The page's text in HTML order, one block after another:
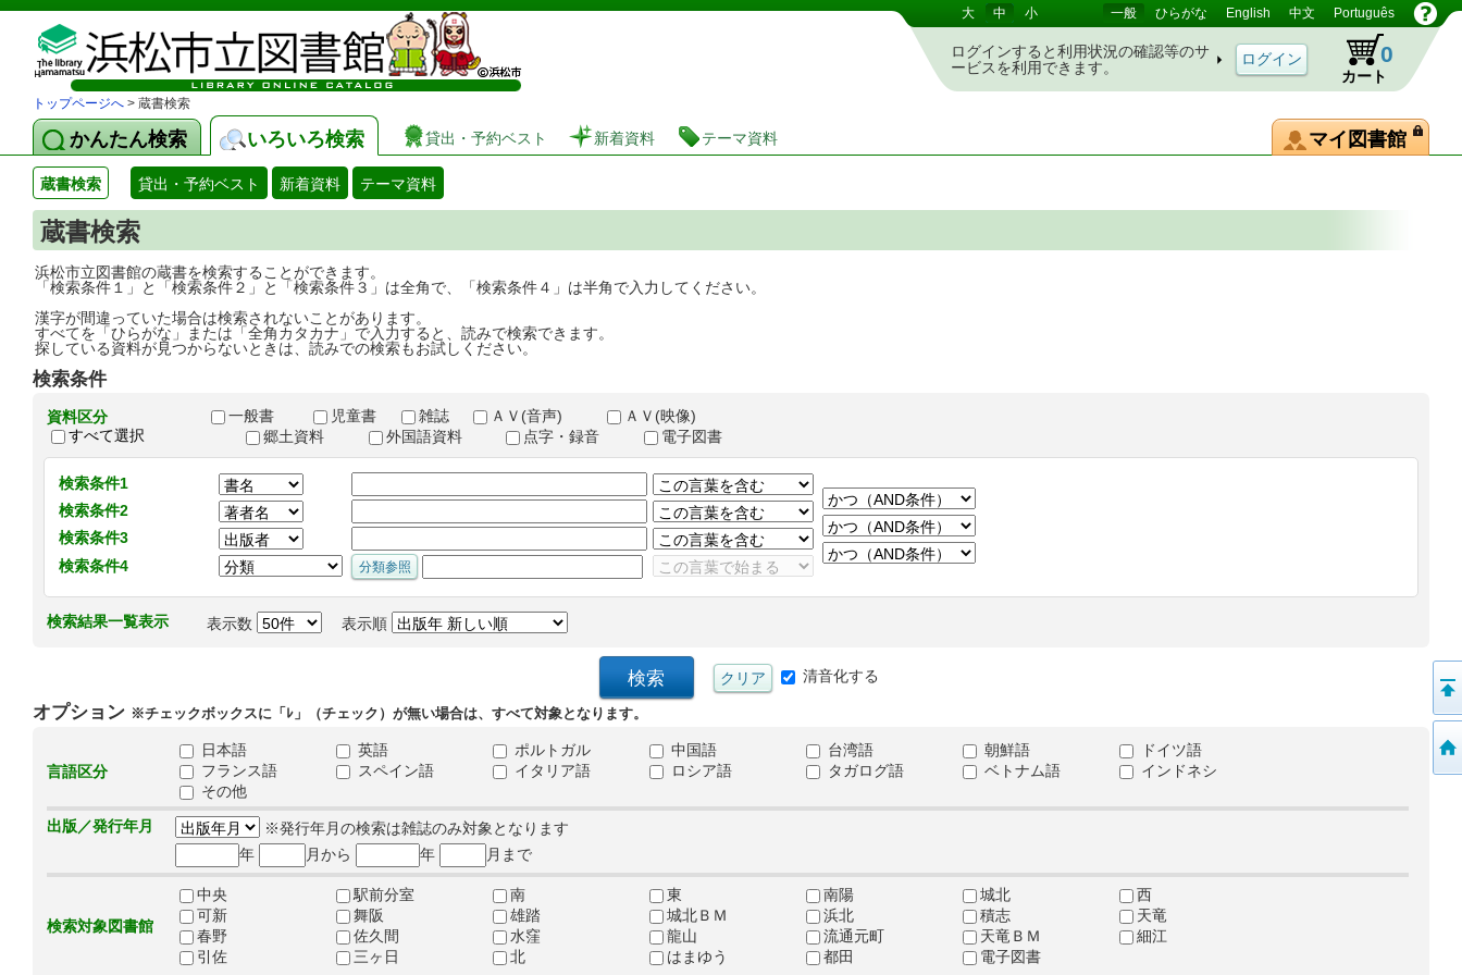
図書館 蔵書検索・予約システム 大 中 小 一般 ひらがな English 中文 Português
ログインすると利用状況の確認等のサ
ービスを利用できます。
カート
0
トップページへ > 蔵書検索
かんたん検索 いろいろ検索 貸出・予約ベスト 新着資料 テーマ資料 マイ図書館
蔵書検索 貸出・予約ベスト 新着資料 テーマ資料
蔵書検索
浜松市立図書館の蔵書を検索することができます。
「検索条件１」と「検索条件２」と「検索条件３」は全角で、「検索条件４」は半角で入力してください。
漢字が間違っていた場合は検索されないことがあります。
すべてを「ひらがな」または「全角カタカナ」で入力すると、読みで検索できます。
探している資料が見つからないときは、読みでの検索もお試しください。
検索条件
資料区分
すべて選択
一般書 児童書 雑誌 ＡＶ(音声)
ＡＶ(映像)
郷土資料
外国語資料 点字・録音 電子図書
検索条件1
検索条件2
検索条件3
検索条件4
検索結果一覧表示 表示数 表示順
清音化する
オプション ※チェックボックスに「ﾚ」（チェック）が無い場合は、すべて対象となります。
言語区分
日本語 英語 ポルトガル 中国語 台湾語 朝鮮語
ドイツ語
フランス語
スペイン語 イタリア語 ロシア語 タガログ語 ベトナム語
インドネシ
その他
出版／発行年月
※発行年月の検索は雑誌のみ対象となります
年
月から 年 月まで
検索対象図書館
中央 駅前分室 南 東 南陽 城北
西
可新
舞阪 雄踏 城北ＢＭ 浜北 積志
天竜
春野
佐久間 水窪 龍山 流通元町 天竜ＢＭ
細江
引佐
三ヶ日 北 はまゆう 都田 電子図書